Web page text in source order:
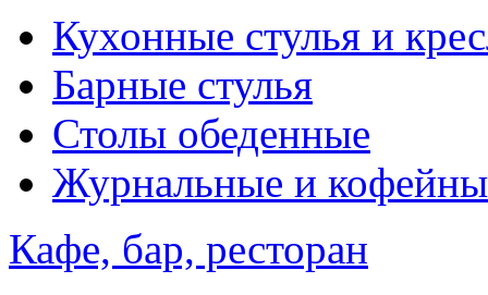
Кухонные стулья и
Барные стулья
Столы обеденные
Журнальные и
Кафе, бар, ресторан